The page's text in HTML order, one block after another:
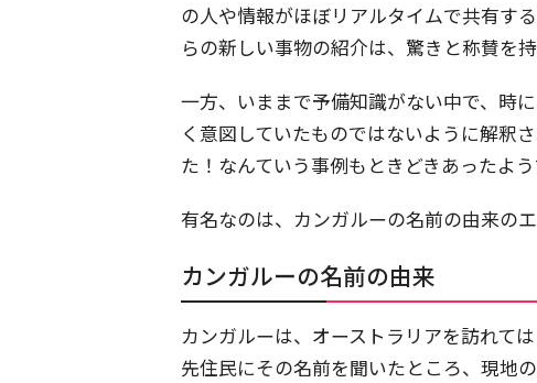
の人や情報がほぼリアルタイムで共有す
らの新しい事物の紹介は、驚きと称賛を
一方、いままで予備知識がない中で、時
く意図していたものではないように解釈
た！なんていう事例もときどきあったよう
有名なのは、カンガルーの名前の由来のエ
カンガルーの名前の由来
カンガルーは、オーストラリアを訪れて
先住民にその名前を聞いたところ、現地